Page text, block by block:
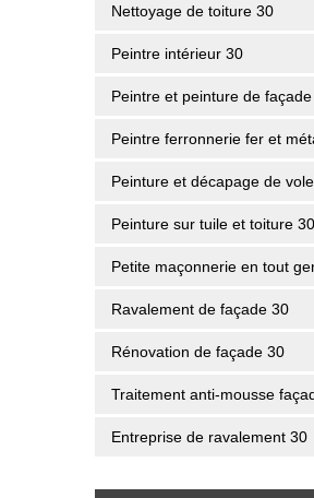
Nettoyage de toiture 30
Peintre intérieur 30
Peintre et peinture de
Peintre ferronnerie fer et
Peinture et décapage de
Peinture sur tuile et toiture 30
Petite maçonnerie en tout
Ravalement de façade 30
Rénovation de façade 30
Traitement anti-mousse
Entreprise de ravalement 30